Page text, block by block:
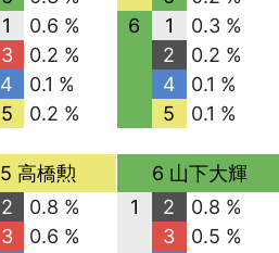
1
0.6 %
3
0.2 %
4
0.1 %
5
0.2 %
6
1
0.3 %
2
0.2 %
4
0.1 %
5
0.1 %
5 高橋勲
2
0.8 %
3
0.6 %
6 山下大輝
1
2
0.8 %
3
0.5 %